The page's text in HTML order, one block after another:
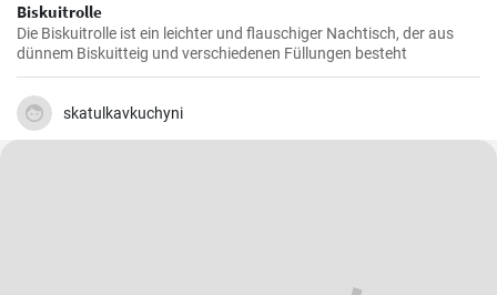
Biskuitrolle
Die Biskuitrolle ist ein leichter und flauschiger Nachtisch, der aus
dünnem Biskuitteig und verschiedenen Füllungen besteht
skatulkavkuchyni